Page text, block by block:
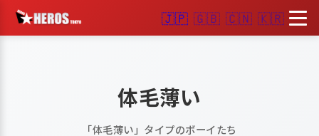
🇯🇵 🇬🇧 🇨🇳 🇰🇷
体毛薄い
「体毛薄い」タイプのボーイたち